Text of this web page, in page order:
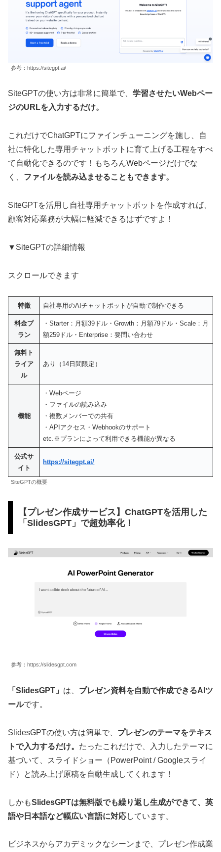
参考：https://sitegpt.ai/
SiteGPTの使い方は非常に簡単で、 学習させたいWebペー
ジのURLを入力するだけ。
これだけでChatGPTにファインチューニングを施し、自
社に特化した専用チャットボットに育て上げる工程をすべ
て自動化できるのです！もちろんWebページだけでな
く、 ファイルを読み込ませることもできます。
SiteGPTを活用し自社専用チャットボットを作成すれば、
顧客対応業務が大幅に軽減できるはずですよ！
▼SiteGPTの詳細情報
スクロールできます
特徴 自社専用のAIチャットボットが自動で制作できる
料金プ
ラン
・Starter：月額39ドル・Growth：月額79ドル・Scale：月
額259ドル・Enterprise：要問い合わせ
無料ト
ライア
ル
あり（14日間限定）
機能
・Webページ
・ファイルの読み込み
・複数メンバーでの共有
・APIアクセス・Webhookのサポート
etc.※プランによって利用できる機能が異なる
公式サ
イト
https://sitegpt.ai/
SiteGPTの概要
【プレゼン作成サービス】ChatGPTを活用した
「SlidesGPT」で超効率化！
参考：https://slidesgpt.com
「SlidesGPT」 は、 プレゼン資料を自動で作成できるAIツ
ールです。
SlidesGPTの使い方は簡単で、 プレゼンのテーマをテキス
トで入力するだけ。 たったこれだけで、入力したテーマに
基づいて、スライドショー（PowerPoint / Googleスライ
ド）と読み上げ原稿を自動生成してくれます！
しかもSlidesGPTは無料版でも繰り返し生成ができて、英
語や日本語など幅広い言語に対応しています。
ビジネスからアカデミックなシーンまで、プレゼン作成業